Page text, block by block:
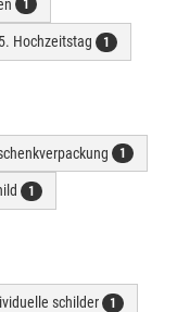
1
Hochzeitstag 1
1
1
schilder 1